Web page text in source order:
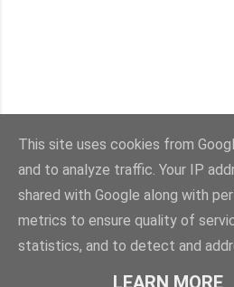
Powered by
Immagini dei temi di
© Salvatore Di Dio 2013-
This site uses cookies from
and to analyze traffic. Your IP
shared with Google along with
metrics to ensure quality of
statistics, and to detect and
LEARN MORE